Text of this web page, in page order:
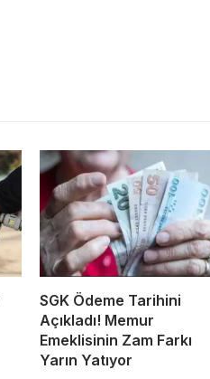
SGK Ödeme Tarihini
Açıkladı! Memur
Emeklisinin Zam Farkı
Yarın Yatıyor